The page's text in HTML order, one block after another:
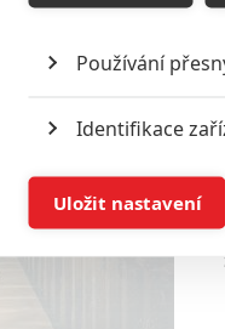
Používání
Identifikace
Ukládání a/
Reklama
Uložit nastavení